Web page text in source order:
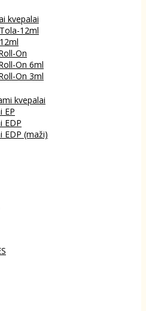
kvepalai
12ml
On
On 6ml
On 3ml
kvepalai
EP
EDP
EDP (maži)